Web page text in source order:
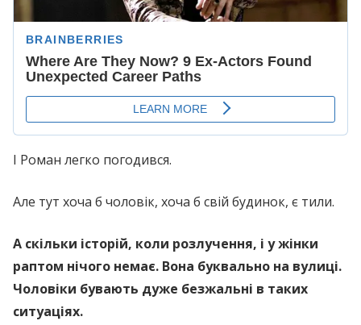
І Роман легко погодився.
Але тут хоча б чоловік, хоча б свій будинок, є тили.
А скільки історій, коли розлучення, і у жінки
раптом нічого немає. Вона буквально на вулиці.
Чоловіки бувають дуже безжальні в таких
ситуаціях.